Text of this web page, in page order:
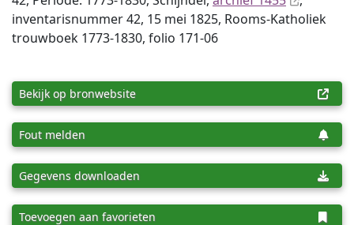
inventaris­num­mer 42, 15 mei 1825, Rooms-Katholiek
trouwboek 1773-1830, folio 171-06
Bekijk op bronwebsite
Fout melden
Gegevens downloaden
Toevoegen aan favorieten